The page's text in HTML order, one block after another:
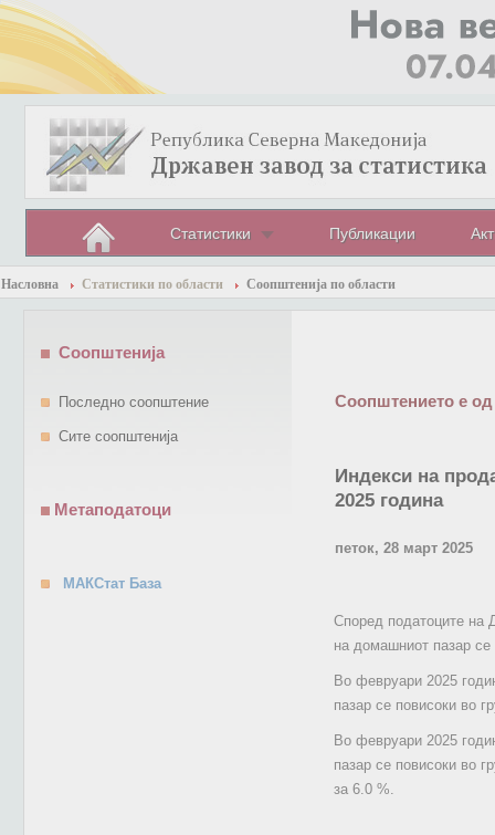
Статистики Публикации
Насловна Статистики по области Соопштенија по области
Соопштението е од
Индекси на
2025 година
петок, 28 март 2025
Според податоците на
на домашниот пазар
Во февруари 2025
пазар се повисоки во
Во февруари 2025
пазар се повисоки во
за 6.0 %.
Соопштенија
Последно соопштение
Сите соопштенија
Метаподатоци
МАКСтат База